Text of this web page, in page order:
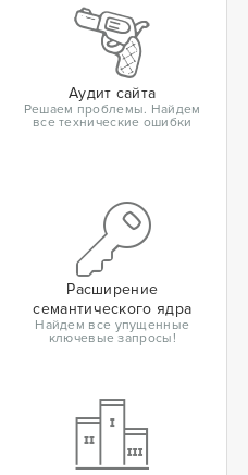
Аудит сайта
Решаем проблемы. Найдем
все технические ошибки
Расширение
семантического ядра
Найдем все упущенные
ключевые запросы!